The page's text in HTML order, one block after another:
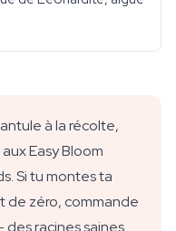
à la récolte,
Easy Bloom
Si tu montes ta
de zéro, commande
racines saines